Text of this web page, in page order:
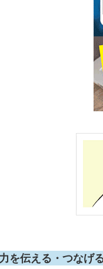
を伝える・つなげ